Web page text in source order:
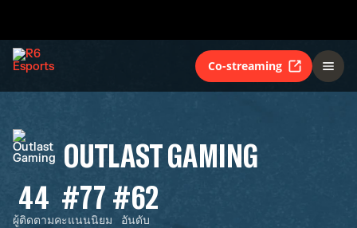
Co-streaming
OUTLAST GAMING
44
ผู้ติดตาม
#77
คะแนนนิยม
#62
อันดับ